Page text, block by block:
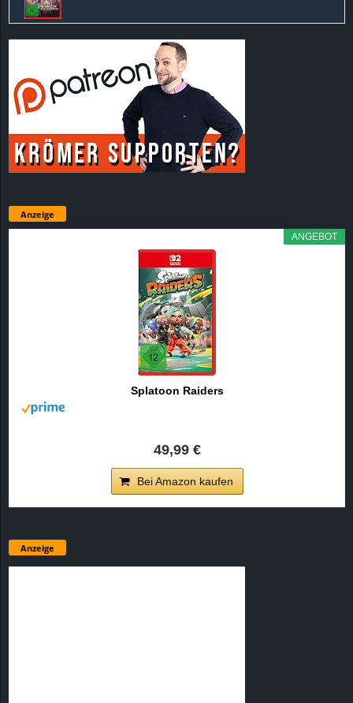
Anzeige
ANGEBOT
Splatoon Raiders
49,99 €
Bei Amazon kaufen
Anzeige